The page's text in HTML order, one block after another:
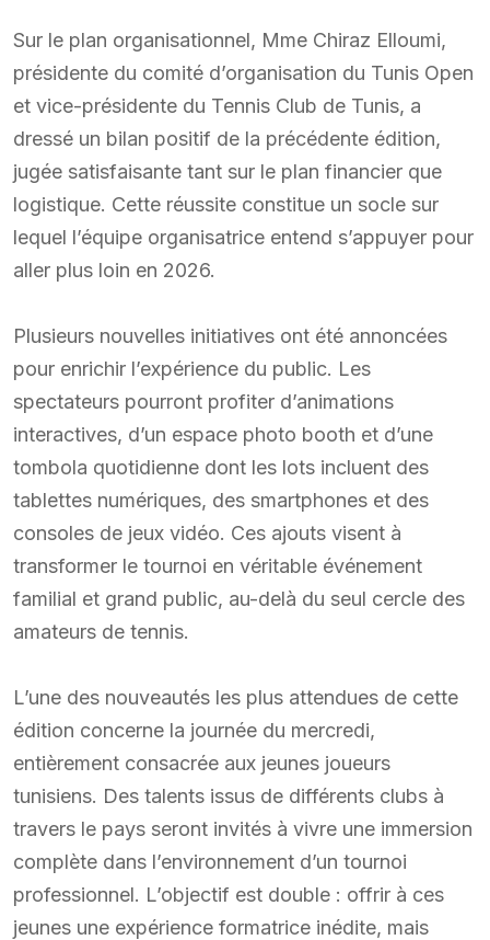
Sur le plan organisationnel, Mme Chiraz Elloumi,
présidente du comité d’organisation du Tunis Open
et vice-présidente du Tennis Club de Tunis, a
dressé un bilan positif de la précédente édition,
jugée satisfaisante tant sur le plan financier que
logistique. Cette réussite constitue un socle sur
lequel l’équipe organisatrice entend s’appuyer pour
aller plus loin en 2026.
Plusieurs nouvelles initiatives ont été annoncées
pour enrichir l’expérience du public. Les
spectateurs pourront profiter d’animations
interactives, d’un espace photo booth et d’une
tombola quotidienne dont les lots incluent des
tablettes numériques, des smartphones et des
consoles de jeux vidéo. Ces ajouts visent à
transformer le tournoi en véritable événement
familial et grand public, au-delà du seul cercle des
amateurs de tennis.
L’une des nouveautés les plus attendues de cette
édition concerne la journée du mercredi,
entièrement consacrée aux jeunes joueurs
tunisiens. Des talents issus de différents clubs à
travers le pays seront invités à vivre une immersion
complète dans l’environnement d’un tournoi
professionnel. L’objectif est double : offrir à ces
jeunes une expérience formatrice inédite, mais